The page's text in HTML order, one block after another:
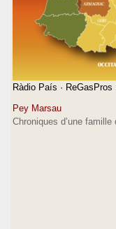
Ràdio País ·
Pey Marsau
Chroniques d’une